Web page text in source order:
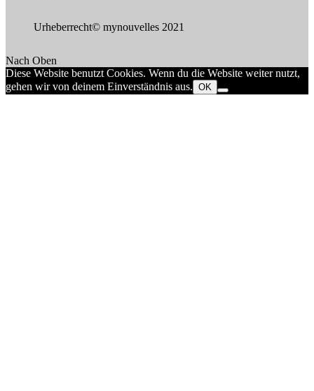
Urheberrecht© mynouvelles 2021
Nach Oben
Diese Website benutzt Cookies. Wenn du die Website weiter nutzt,
gehen wir von deinem Einverständnis aus. OK